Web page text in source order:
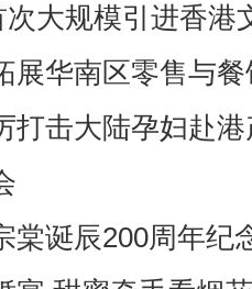
次大规模引进香港
展华南区零售与
打击大陆孕妇赴
棠诞辰200周年纪